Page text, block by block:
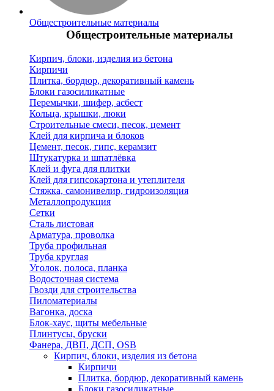
Общестроительные материалы
Общестроительные материалы
Кирпич, блоки, изделия из бетона
Кирпичи
Плитка, бордюр, декоративный камень
Блоки газосиликатные
Перемычки, шифер, асбест
Кольца, крышки, люки
Строительные смеси, песок, цемент
Клей для кирпича и блоков
Цемент, песок, гипс, керамзит
Штукатурка и шпатлёвка
Клей и фуга для плитки
Клей для гипсокартона и утеплителя
Стяжка, самонивелир, гидроизоляция
Металлопродукция
Сетки
Сталь листовая
Арматура, проволка
Труба профильная
Труба круглая
Уголок, полоса, планка
Водосточная система
Гвозди для строительства
Пиломатериалы
Вагонка, доска
Блок-хаус, щиты мебельные
Плинтусы, бруски
Фанера, ДВП, ДСП, OSB
Кирпич, блоки, изделия из бетона
Кирпичи
Плитка, бордюр, декоративный камень
Блоки газосиликатные